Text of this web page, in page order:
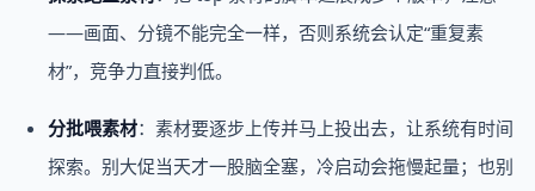
——画面、分镜不能完全一样，否则系统会认定“重复素
材”，竞争力直接判低。
分批喂素材：素材要逐步上传并马上投出去，让系统有时间
探索。别大促当天才一股脑全塞，冷启动会拖慢起量；也别